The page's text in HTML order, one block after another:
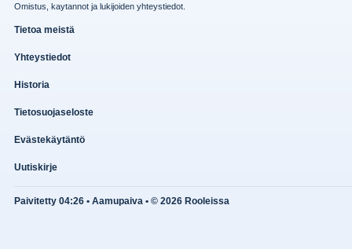
Omistus, kaytannot ja lukijoiden yhteystiedot.
Tietoa meistä
Yhteystiedot
Historia
Tietosuojaseloste
Evästekäytäntö
Uutiskirje
Paivitetty 04:26 • Aamupaiva • © 2026 Rooleissa